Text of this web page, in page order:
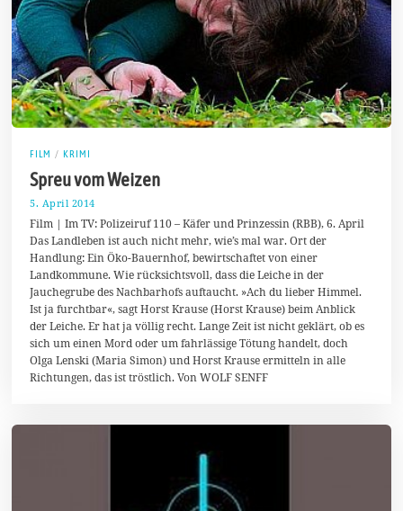
FILM / KRIMI
Spreu vom Weizen
5. April 2014
A
p
r
i
2
0
1
Film | Im TV: Polizeiruf 110 – Käfer und Prinzessin (RBB), 6. April
Das Landleben ist auch nicht mehr, wie’s mal war. Ort der
Handlung: Ein Öko-Bauernhof, bewirtschaftet von einer
Landkommune. Wie rücksichtsvoll, dass die Leiche in der
Jauchegrube des Nachbarhofs auftaucht. »Ach du lieber Himmel.
Ist ja furchtbar«, sagt Horst Krause (Horst Krause) beim Anblick
der Leiche. Er hat ja völlig recht. Lange Zeit ist nicht geklärt, ob es
sich um einen Mord oder um fahrlässige Tötung handelt, doch
Olga Lenski (Maria Simon) und Horst Krause ermitteln in alle
Richtungen, das ist tröstlich. Von WOLF SENFF